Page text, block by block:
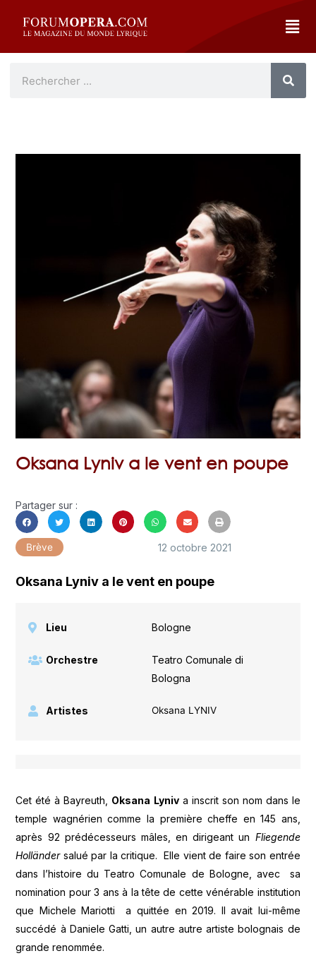
Oksana Lyniv a le vent en poupe
Partager sur :
Brève 12 octobre 2021
Oksana Lyniv a le vent en poupe
Lieu Bologne
Orchestre
Teatro Comunale di
Bologna
Artistes Oksana LYNIV
Cet été à Bayreuth, Oksana Lyniva inscrit son nom dans le
temple wagnérien comme la première cheffe en 145 ans,
après 92 prédécesseurs mâles, en dirigeant un Fliegende
Holländersalué par la critique. Elle vient de faire son entrée
dans l’histoire du Teatro Comunale de Bologne, avec sa
nomination pour 3 ans à la tête de cette vénérable institution
que Michele Mariotti a quittée en 2019. Il avait lui-même
succédé à Daniele Gatti, un autre autre artiste bolognais de
grande renommée.